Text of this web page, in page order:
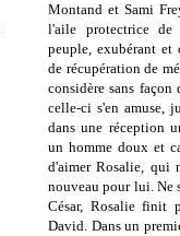
Montand et Sami
l'aile protectrice de
peuple, exubérant et
de récupération de
considère sans
celle-ci s'en amuse,
dans une réception
un homme doux et
d'aimer Rosalie, qui
nouveau pour lui. Ne
César, Rosalie finit
David. Dans un